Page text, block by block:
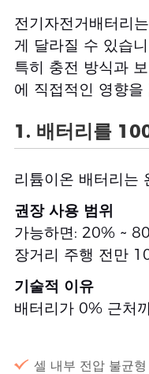
전기자전거배터리
게 달라질 수 있습
특히 충전 방식과
에 직접적인 영향을
1. 배터리를
리튬이온 배터리는
권장 사용 범위
가능하면: 20% ~
장거리 주행 전만
기술적 이유
배터리가 0% 근처
셀 내부 전압 불균